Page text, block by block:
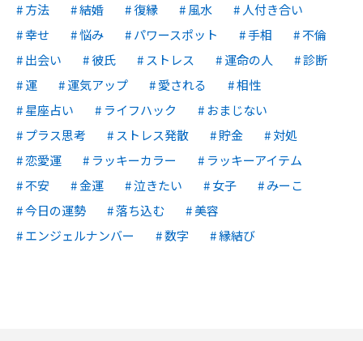
方法
結婚 復縁 風水
人付き合い
幸せ
悩み パワースポット 手相
不倫
出会い
彼氏 ストレス 運命の人
診断
運
運気アップ 愛される
相性
星座占い
ライフハック
おまじない
プラス思考
ストレス発散 貯金
対処
恋愛運
ラッキーカラー
ラッキーアイテム
不安
金運 泣きたい 女子
みーこ
今日の運勢
落ち込む
美容
エンジェルナンバー
数字 縁結び